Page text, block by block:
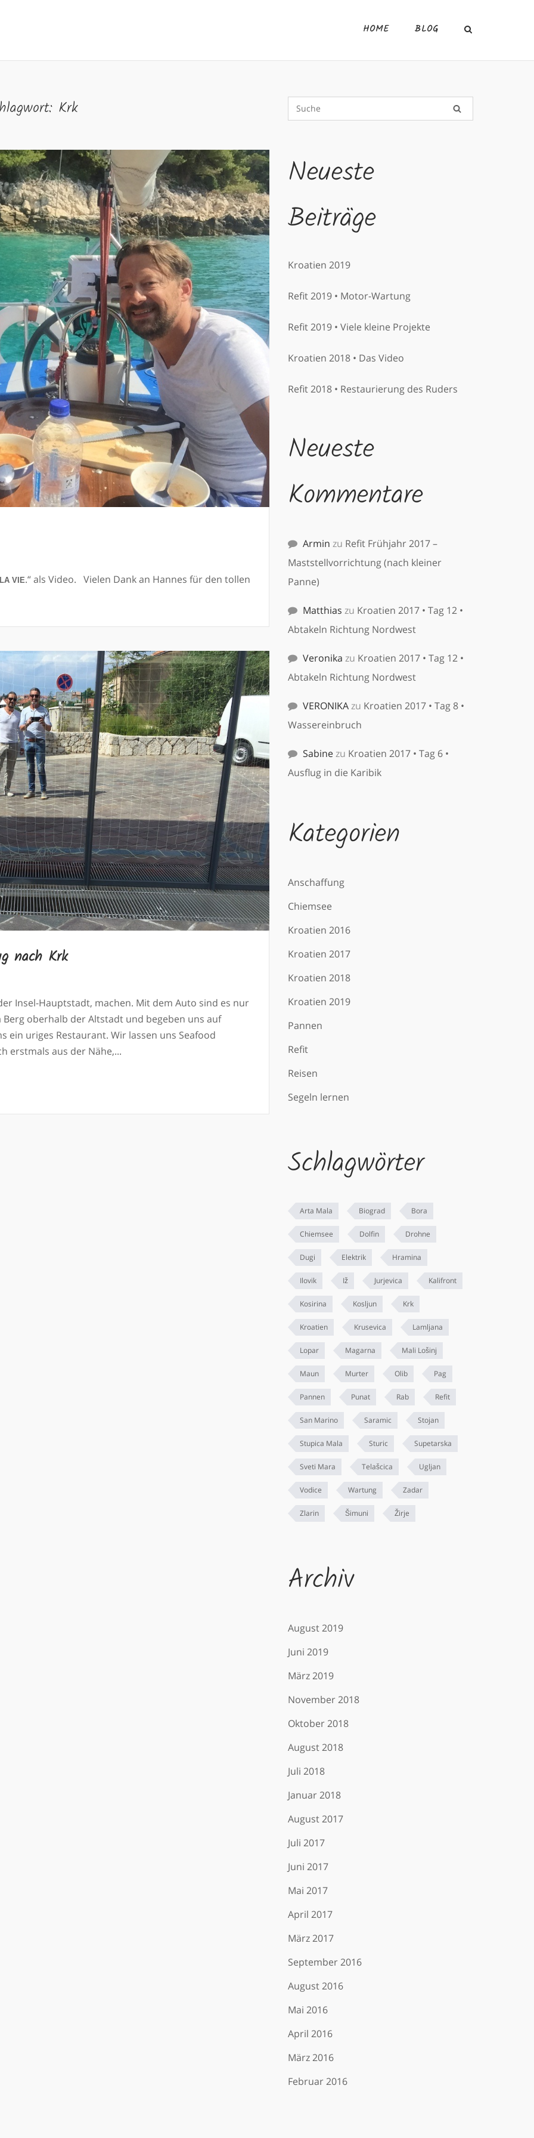
HOME BLOG
Krk
VIE.“ als Video. Vielen Dank an Hannes für den tollen
nach Krk
Insel-Hauptstadt, machen. Mit dem Auto sind es nur
oberhalb der Altstadt und begeben uns auf
ein uriges Restaurant. Wir lassen uns Seafood
erstmals aus der Nähe,...
Neueste
Beiträge
Kroatien 2019
Refit 2019 • Motor-Wartung
Refit 2019 • Viele kleine Projekte
Kroatien 2018 • Das Video
Refit 2018 • Restaurierung des Ruders
Neueste
Kommentare
Armin zu Refit Frühjahr 2017 –
Maststellvorrichtung (nach kleiner
Panne)
Matthias zu Kroatien 2017 • Tag 12 •
Abtakeln Richtung Nordwest
Veronika zu Kroatien 2017 • Tag 12 •
Abtakeln Richtung Nordwest
VERONIKAzu Kroatien 2017 • Tag 8 •
Wassereinbruch
Sabinezu Kroatien 2017 • Tag 6 •
Ausflug in die Karibik
Kategorien
Anschaffung
Chiemsee
Kroatien 2016
Kroatien 2017
Kroatien 2018
Kroatien 2019
Pannen
Refit
Reisen
Segeln lernen
Schlagwörter
Arta Mala Biograd Bora
Chiemsee Dolfin Drohne
Dugi Elektrik Hramina
Ilovik Iž Jurjevica Kalifront
Kosirina Kosljun Krk
Kroatien Krusevica Lamljana
Lopar Magarna Mali Lošinj
Maun Murter Olib Pag
Pannen Punat Rab Refit
San Marino Saramic Stojan
Stupica Mala Sturic Supetarska
Sveti Mara Telašcica Ugljan
Vodice Wartung Zadar
Zlarin Šimuni Žirje
Archiv
August 2019
Juni 2019
März 2019
November 2018
Oktober 2018
August 2018
Juli 2018
Januar 2018
August 2017
Juli 2017
Juni 2017
Mai 2017
April 2017
März 2017
September 2016
August 2016
Mai 2016
April 2016
März 2016
Februar 2016